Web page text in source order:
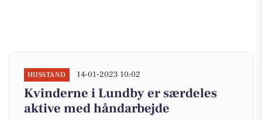
HUSSTAND 14-01-2023 10:02
Kvinderne i Lundby er særdeles
aktive med håndarbejde